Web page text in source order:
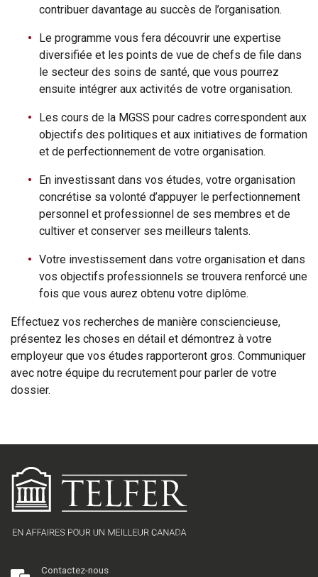
contribuer davantage au succès de l’organisation.
Le programme vous fera découvrir une expertise
diversifiée et les points de vue de chefs de file dans
le secteur des soins de santé, que vous pourrez
ensuite intégrer aux activités de votre organisation.
Les cours de la MGSS pour cadres correspondent aux
objectifs des politiques et aux initiatives de formation
et de perfectionnement de votre organisation.
En investissant dans vos études, votre organisation
concrétise sa volonté d’appuyer le perfectionnement
personnel et professionnel de ses membres et de
cultiver et conserver ses meilleurs talents.
Votre investissement dans votre organisation et dans
vos objectifs professionnels se trouvera renforcé une
fois que vous aurez obtenu votre diplôme.
Effectuez vos recherches de manière consciencieuse,
présentez les choses en détail et démontrez à votre
employeur que vos études rapporteront gros. Communiquer
avec notre équipe du recrutement pour parler de votre
dossier.
Contactez-nous